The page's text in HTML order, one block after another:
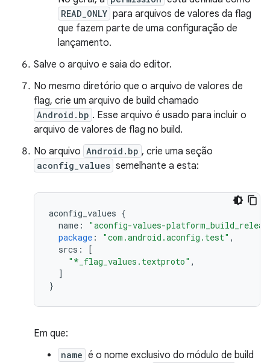
READ_ONLY para arquivos de valores da flag
que fazem parte de uma configuração de
lançamento.
Salve o arquivo e saia do editor.
No mesmo diretório que o arquivo de valores de
flag, crie um arquivo de build chamado
Android.bp . Esse arquivo é usado para incluir o
arquivo de valores de flag no build.
No arquivo Android.bp , crie uma seção
aconfig_values semelhante a esta:
aconfig_values {
name :
"aconfig-values-
package : "com.android.aconfig.test" ,
srcs :
[
"*_flag_values.textproto" ,
]
}
Em que:
name é o nome exclusivo do módulo de build